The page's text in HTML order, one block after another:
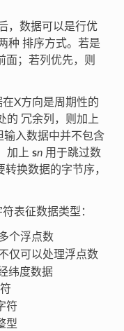
，数据可以是行优
种 排序方式。若是
面；若列优先，则
X方向是周期性的
的 冗余列，则加上
输入数据中并不包含
加上 sn用于跳过数
换数据的字节序，
表征数据类型：
个浮点数
仅可以处理浮点数
纬度数据
符
型